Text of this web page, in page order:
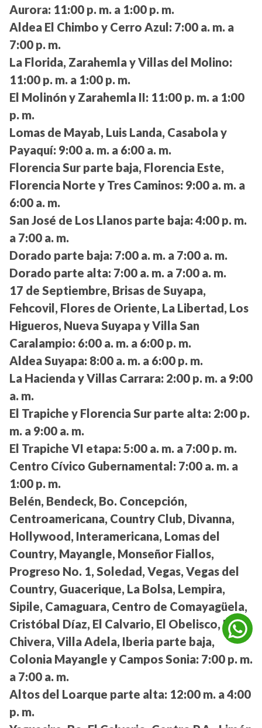
Aurora: 11:00 p. m. a 1:00 p. m.
Aldea El Chimbo y Cerro Azul: 7:00 a. m. a
7:00 p. m.
La Florida, Zarahemla y Villas del Molino:
11:00 p. m. a 1:00 p. m.
El Molinón y Zarahemla II: 11:00 p. m. a 1:00
p. m.
Lomas de Mayab, Luis Landa, Casabola y
Payaquí: 9:00 a. m. a 6:00 a. m.
Florencia Sur parte baja, Florencia Este,
Florencia Norte y Tres Caminos: 9:00 a. m. a
6:00 a. m.
San José de Los Llanos parte baja: 4:00 p. m.
a 7:00 a. m.
Dorado parte baja: 7:00 a. m. a 7:00 a. m.
Dorado parte alta: 7:00 a. m. a 7:00 a. m.
17 de Septiembre, Brisas de Suyapa,
Fehcovil, Flores de Oriente, La Libertad, Los
Higueros, Nueva Suyapa y Villa San
Caralampio: 6:00 a. m. a 6:00 p. m.
Aldea Suyapa: 8:00 a. m. a 6:00 p. m.
La Hacienda y Villas Carrara: 2:00 p. m. a 9:00
a. m.
El Trapiche y Florencia Sur parte alta: 2:00 p.
m. a 9:00 a. m.
El Trapiche VI etapa: 5:00 a. m. a 7:00 p. m.
Centro Cívico Gubernamental: 7:00 a. m. a
1:00 p. m.
Belén, Bendeck, Bo. Concepción,
Centroamericana, Country Club, Divanna,
Hollywood, Interamericana, Lomas del
Country, Mayangle, Monseñor Fiallos,
Progreso No. 1, Soledad, Vegas, Vegas del
Country, Guacerique, La Bolsa, Lempira,
Sipile, Camaguara, Centro de Comayagüela,
Cristóbal Díaz, El Calvario, El Obelisco, La
Chivera, Villa Adela, Iberia parte baja,
Colonia Mayangle y Campos Sonia: 7:00 p. m.
a 7:00 a. m.
Altos del Loarque parte alta: 12:00 m. a 4:00
p. m.